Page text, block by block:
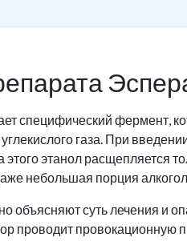
специфический фермент,
газа. При
этанол расщепляется
небольшая порция
объясняют суть лечения и
проводит провокационную